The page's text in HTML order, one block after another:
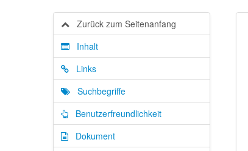
Zurück zum Seitenanfang
Inhalt
Links
Suchbegriffe
Benutzerfreundlichkeit
Dokument